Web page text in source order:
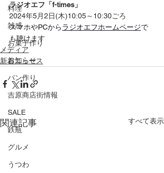
料理
雑感
お菓子作り
お知らせ
パン作り
吉原商店街情報
SALE
鉄瓶
グルメ
うつわ
ラジオエフ「f-times」
2024年5月2日(木)10:05～10:30ごろ
スマホやPCからラジオエフホームページで
も聴けます
メディア
新着ニュース
関連記事 すべて表示